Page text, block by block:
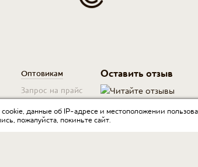
Оптовикам
Запрос на прайс
Оставить отзыв
данные об IP-адресе и местоположении
пожалуйста, покиньте сайт.